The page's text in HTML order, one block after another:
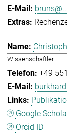
bruns@...
Wissenschaftler
+49
Google
Orcid ID